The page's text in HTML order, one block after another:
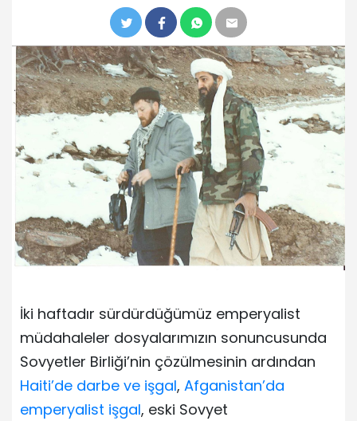
İki haftadır sürdürdüğümüz emperyalist
müdahaleler dosyalarımızın sonuncusunda
Sovyetler Birliği’nin çözülmesinin ardından
Haiti’de darbe ve işgal, Afganistan’da
emperyalist işgal, eski Sovyet